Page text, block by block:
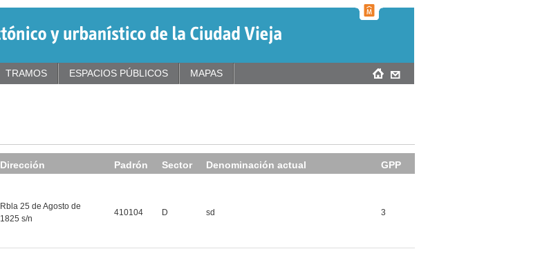
Dirección Padrón Sector Denominación actual GPP
Rbla 25 de Agosto de
1825 s/n
410104 D sd 3
TRAMOS ESPACIOS PÚBLICOS MAPAS